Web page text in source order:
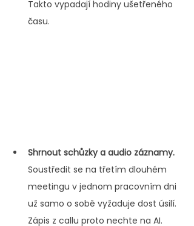
Takto vypadají hodiny ušetřeného
času.
Shrnout schůzky a audio záznamy.
Soustředit se na třetím dlouhém
meetingu v jednom pracovním dni
už samo o sobě vyžaduje dost úsilí.
Zápis z callu proto nechte na AI.